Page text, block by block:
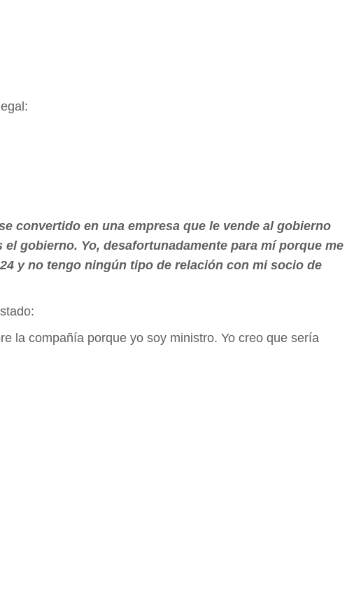
convertido en una empresa que le vende al gobierno
gobierno. Yo, desafortunadamente para mí porque me
y no tengo ningún tipo de relación con mi socio de
la compañía porque yo soy ministro. Yo creo que sería